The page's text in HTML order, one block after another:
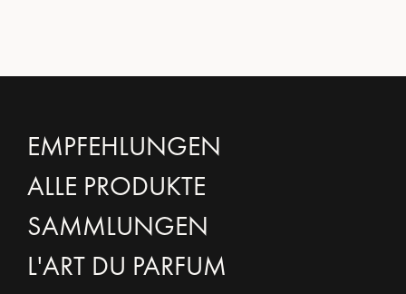
EMPFEHLUNGEN
ALLE PRODUKTE
SAMMLUNGEN
L'ART DU PARFUM